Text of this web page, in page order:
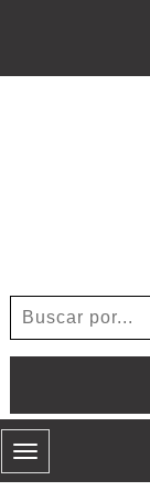
Toggle
navigation